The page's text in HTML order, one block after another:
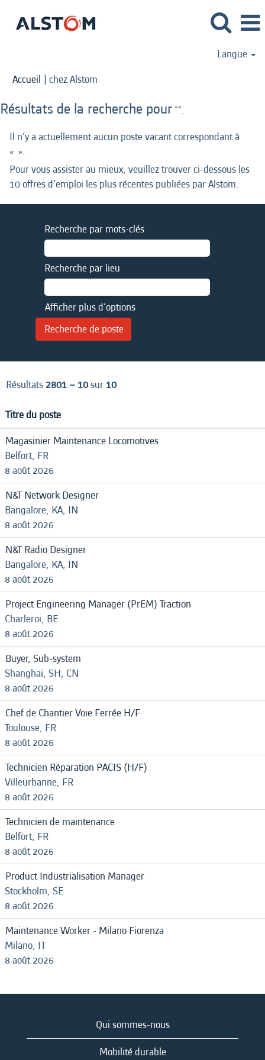
Langue
Accueil | chez Alstom
Résultats de la recherche pour "".
Il n’y a actuellement aucun poste vacant correspondant à
« ».
Pour vous assister au mieux, veuillez trouver ci-dessous les
10 offres d’emploi les plus récentes publiées par Alstom.
Recherche par mots-clés
Recherche par lieu
Afficher plus d’options
Résultats 2801 – 10sur10
Titre du poste
Magasinier Maintenance Locomotives
Belfort, FR
8 août 2026
N&T Network Designer
Bangalore, KA, IN
8 août 2026
N&T Radio Designer
Bangalore, KA, IN
8 août 2026
Project Engineering Manager (PrEM) Traction
Charleroi, BE
8 août 2026
Buyer, Sub-system
Shanghai, SH, CN
8 août 2026
Chef de Chantier Voie Ferrée H/F
Toulouse, FR
8 août 2026
Technicien Réparation PACIS (H/F)
Villeurbanne, FR
8 août 2026
Technicien de maintenance
Belfort, FR
8 août 2026
Product Industrialisation Manager
Stockholm, SE
8 août 2026
Maintenance Worker - Milano Fiorenza
Milano, IT
8 août 2026
Qui sommes-nous
Mobilité durable